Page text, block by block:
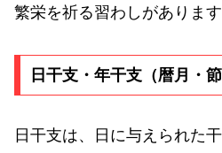
繁栄を祈る習わしがあります
日干支・年干支（暦月・節
日干支は、日に与えられた